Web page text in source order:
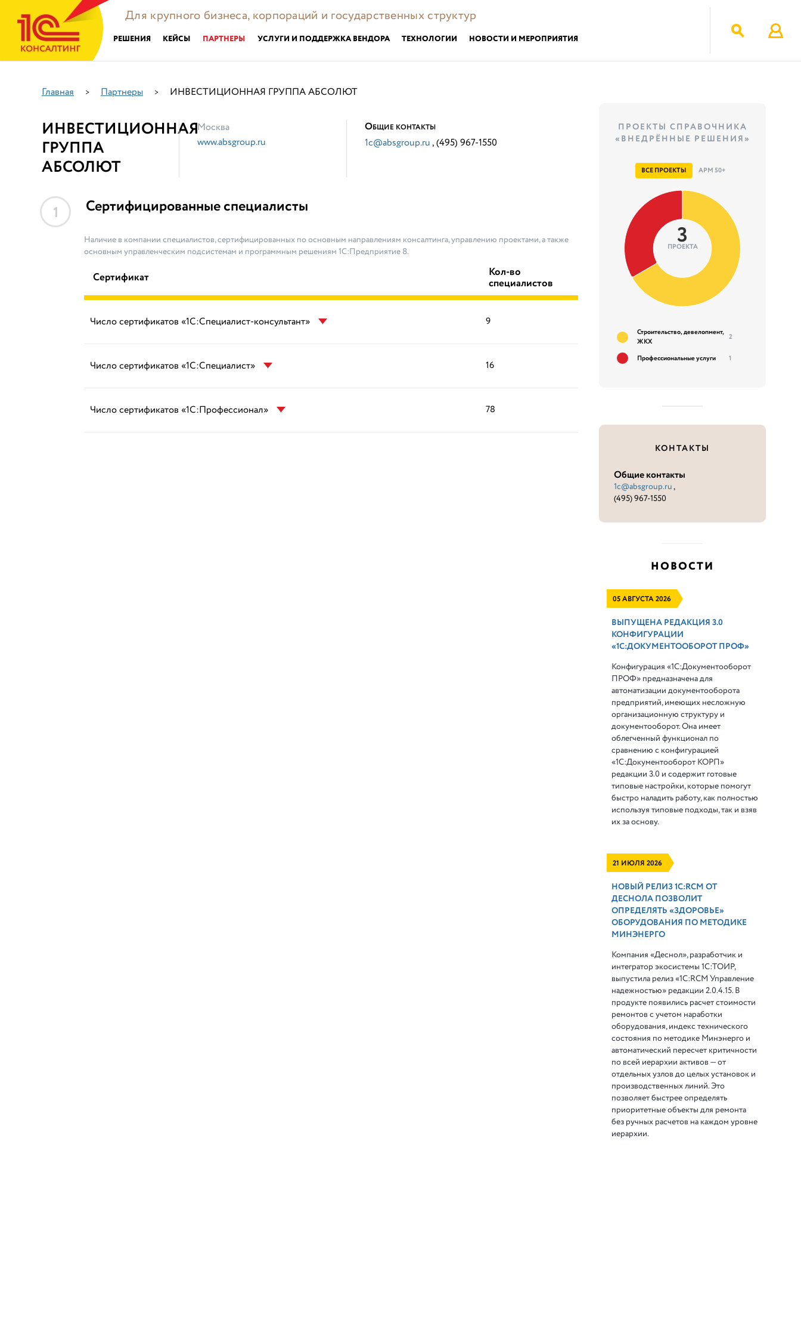
Для крупного бизнеса, корпораций и государственных структур
РЕШЕНИЯ КЕЙСЫ ПАРТНЕРЫ УСЛУГИ И ПОДДЕРЖКА ВЕНДОРА ТЕХНОЛОГИИ НОВОСТИ И МЕРОПРИЯТИЯ
Главная > Партнеры > ИНВЕСТИЦИОННАЯ ГРУППА АБСОЛЮТ
ИНВЕСТИЦИОННАЯ
ГРУППА
АБСОЛЮТ
Москва
www.absgroup.ru
ОБЩИЕ КОНТАКТЫ
1c@absgroup.ru , (495) 967-1550
1 Сертифицированные специалисты
Наличие в компании специалистов, сертифицированных по основным направлениям консалтинга, управлению проектами, а также
основным управленческим подсистемам и программным решениям 1С:Предприятие 8.
Сертификат Кол-во
специалистов
Число сертификатов «1С:Специалист-консультант» 9
Число сертификатов «1С:Специалист» 16
Число сертификатов «1С:Профессионал» 78
ПРОЕКТЫ СПРАВОЧНИКА
«ВНЕДРЁННЫЕ РЕШЕНИЯ»
ВСЕ ПРОЕКТЫ АРМ 50+
3
ПРОЕКТА
Строительство, девелопмент,
ЖКХ
2
Профессиональные услуги 1
КОНТАКТЫ
Общие контакты
1c@absgroup.ru,
(495) 967-1550
НОВОСТИ
05 АВГУСТА 2026
ВЫПУЩЕНА РЕДАКЦИЯ 3.0
КОНФИГУРАЦИИ
«1С:ДОКУМЕНТООБОРОТ ПРОФ»
Конфигурация «1С:Документооборот
ПРОФ» предназначена для
автоматизации документооборота
предприятий, имеющих несложную
организационную структуру и
документооборот. Она имеет
облегченный функционал по
сравнению с конфигурацией
«1С:Документооборот КОРП»
редакции 3.0 и содержит готовые
типовые настройки, которые помогут
быстро наладить работу, как полностью
используя типовые подходы, так и взяв
их за основу.
21 ИЮЛЯ 2026
НОВЫЙ РЕЛИЗ 1С:RCM ОТ
ДЕСНОЛА ПОЗВОЛИТ
ОПРЕДЕЛЯТЬ «ЗДОРОВЬЕ»
ОБОРУДОВАНИЯ ПО МЕТОДИКЕ
МИНЭНЕРГО
Компания «Деснол», разработчик и
интегратор экосистемы 1С:ТОИР,
выпустила релиз «1С:RCM Управление
надежностью» редакции 2.0.4.15. В
продукте появились расчет стоимости
ремонтов с учетом наработки
оборудования, индекс технического
состояния по методике Минэнерго и
автоматический пересчет критичности
по всей иерархии активов — от
отдельных узлов до целых установок и
производственных линий. Это
позволяет быстрее определять
приоритетные объекты для ремонта
без ручных расчетов на каждом уровне
иерархии.